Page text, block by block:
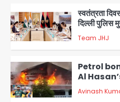
2
दिल्ली पुलिस
Team JHJ
3
Petrol
वर्चुअल प्रेस
गुस्सा, शाकिब
पेट्रोल बम से
Avinash